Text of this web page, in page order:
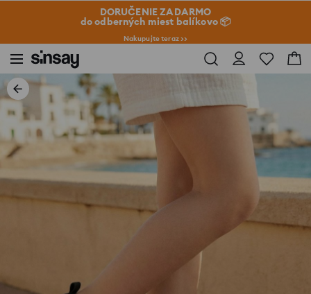
DORUČENIE ZADARMO
do odberných miest balíkovo 📦
Nakupujte teraz >>